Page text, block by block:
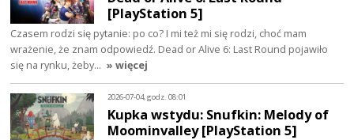
[PlayStation 5]
Czasem rodzi się pytanie: po co? I mi też mi się rodzi, choć mam
wrażenie, że znam odpowiedź. Dead or Alive 6: Last Round pojawiło
się na rynku, żeby… » więcej
2026-07-04, godz. 08:01
Kupka wstydu: Snufkin: Melody of
Moominvalley [PlayStation 5]